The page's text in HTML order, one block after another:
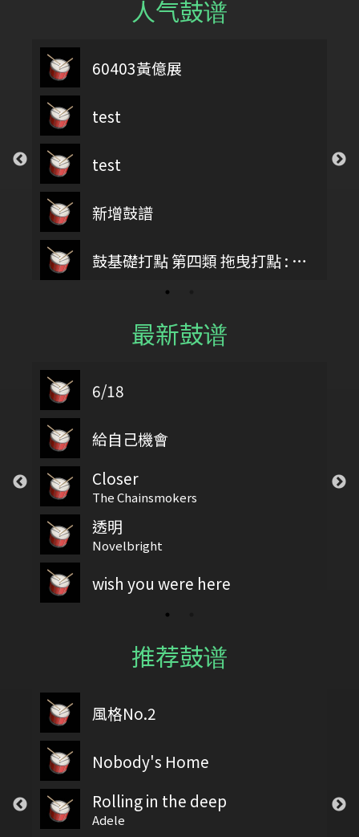
人气鼓谱
60403黃億展
test
test
新增鼓譜
鼓基礎打點 第四類 拖曳打點 : DRAG RUDIMENTS
最新鼓谱
6/18
給自己機會
Closer
The Chainsmokers
透明
Novelbright
wish you were here
推荐鼓谱
風格No.2
Nobody's Home
Rolling in the deep
Adele